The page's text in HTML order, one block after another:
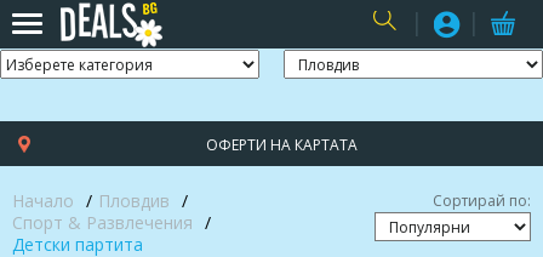
ОФЕРТИ НА КАРТАТА
Начало
Пловдив
Спорт & Развлечения
Детски партита
Сортирай по: